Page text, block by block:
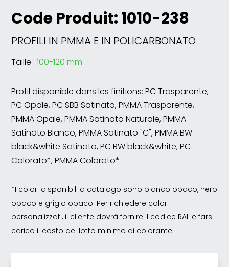
Code Produit: 1010-238
PROFILI IN PMMA E IN POLICARBONATO
Taille :100-120 mm
Profil disponible dans les finitions: PC Trasparente,
PC Opale, PC SBB Satinato, PMMA Trasparente,
PMMA Opale, PMMA Satinato Naturale, PMMA
Satinato Bianco, PMMA Satinato "C", PMMA BW
black&white Satinato, PC BW black&white, PC
Colorato*, PMMA Colorato*
*I colori disponibili a catalogo sono bianco opaco, nero
opaco e grigio opaco. Per richiedere colori
personalizzati, il cliente dovrà fornire il codice RAL e farsi
carico il costo del lotto minimo di colorante